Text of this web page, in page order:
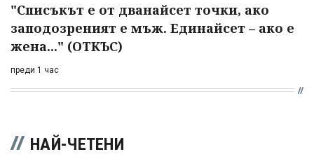
"Списъкът е от дванайсет точки, ако
заподозреният е мъж. Единайсет – ако е
жена..." (ОТКЪС)
преди 1 час
НАЙ-ЧЕТЕНИ